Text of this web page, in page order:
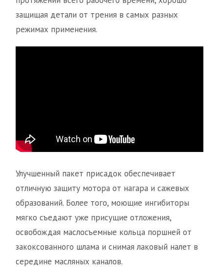
защищая детали от трения в самых разных
режимах применения.
Улучшенный пакет присадок обеспечивает
отличную защиту мотора от нагара и сажевых
образований. Более того, моющие ингибиторы
мягко съедают уже присущие отложения,
освобождая маслосъемные кольца поршней от
закоксованного шлама и снимая лаковый налет в
середине масляных каналов.